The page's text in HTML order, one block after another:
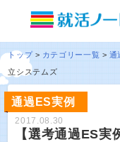
トップ カテゴリー一覧 通
立システムズ
通過ES実例
2017.08.30
【選考通過ES